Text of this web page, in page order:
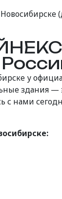
у
здания